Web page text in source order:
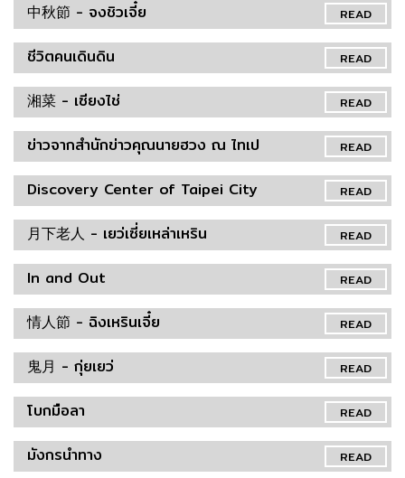
READ
中秋節 - จงชิวเจี๋ย
READ
ชีวิตคนเดินดิน
READ
湘菜 - เซียงไช่
READ
ข่าวจากสำนักข่าวคุณนายฮวง ณ ไทเป
READ
Discovery Center of Taipei City
READ
月下老人 - เยว่เซี่ยเหล่าเหริน
READ
In and Out
READ
情人節 - ฉิงเหรินเจี๋ย
READ
鬼月 - กุ่ยเยว่
READ
โบกมือลา
READ
มังกรนำทาง